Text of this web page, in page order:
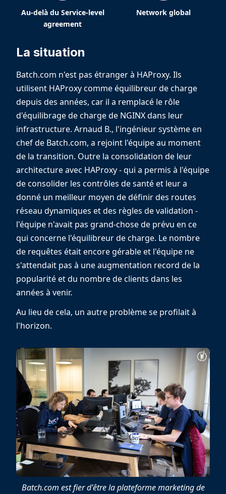
Au-delà du Service-level
agreement
Network global
La situation
Batch.com n'est pas étranger à HAProxy. Ils
utilisent HAProxy comme équilibreur de charge
depuis des années, car il a remplacé le rôle
d'équilibrage de charge de NGINX dans leur
infrastructure. Arnaud B., l'ingénieur système en
chef de Batch.com, a rejoint l'équipe au moment
de la transition. Outre la consolidation de leur
architecture avec HAProxy - qui a permis à l'équipe
de consolider les contrôles de santé et leur a
donné un meilleur moyen de définir des routes
réseau dynamiques et des règles de validation -
l'équipe n'avait pas grand-chose de prévu en ce
qui concerne l'équilibreur de charge. Le nombre
de requêtes était encore gérable et l'équipe ne
s'attendait pas à une augmentation record de la
popularité et du nombre de clients dans les
années à venir.
Au lieu de cela, un autre problème se profilait à
l'horizon.
Batch.com est fier d'être la plateforme marketing de